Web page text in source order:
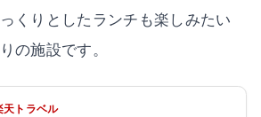
くりとしたランチも楽しみたい
の施設です。
天トラベル